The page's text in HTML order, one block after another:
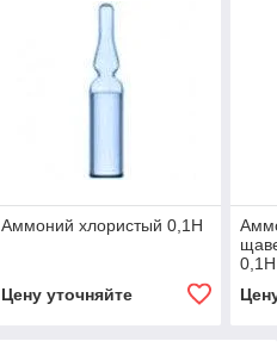
Аммоний хлористый 0,1Н
Цену уточняйте
0,1Н